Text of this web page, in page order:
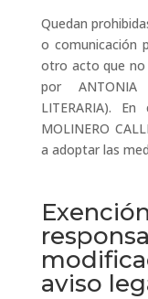
Quedan
o comunicación
otro acto que no
por ANTONIA
LITERARIA).
MOLINERO
a adoptar las
aviso